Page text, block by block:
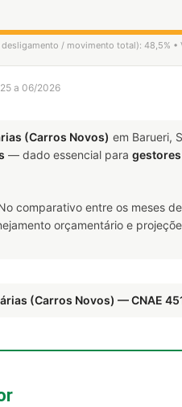
/ movimento total): 48,5% •
a 06/2026
(Carros Novos) em Barueri,
— dado essencial para gestores
comparativo entre os meses de
orçamentário e
(Carros Novos) — CNAE